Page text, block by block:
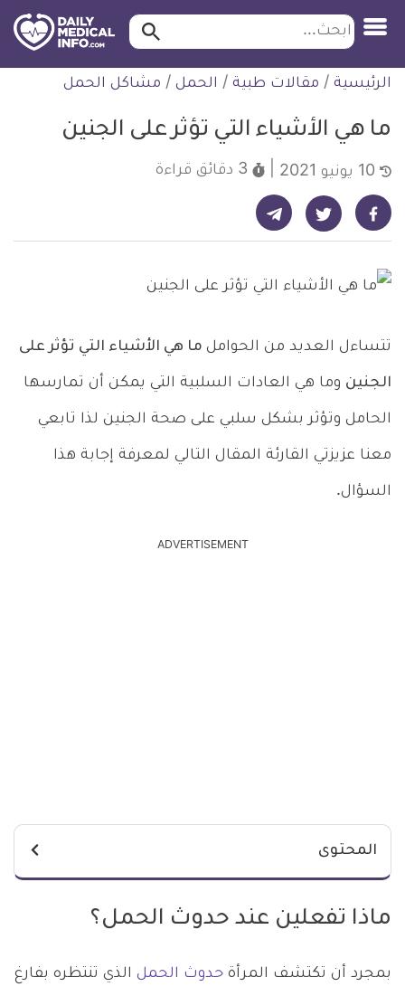
التخطي
للمحتوى
طبية
ابحث ابحث…
الرئيسية / مقالات طبية / الحمل / مشاكل الحمل
ما هي الأشياء التي تؤثر على الجنين
3 دقائق قراءة
شارك على فيسبوك - ديلي ميديكال انفو شارك على تويتر - ديلي ميديكال انفو شارك على تيليجرام - ديلي ميديكال انفو
تتساءل العديد من الحوامل ما هي الأشياء التي تؤثر على
الجنين وما هي العادات السلبية التي يمكن أن تمارسها
الحامل وتؤثر بشكل سلبي على صحة الجنين لذا تابعي
معنا عزيزتي القارئة المقال التالي لمعرفة إجابة هذا
السؤال.
ADVERTISEMENT
المحتوى
ماذا تفعلين عند حدوث الحمل؟
بمجرد أن تكتشف المرأة حدوث الحمل الذي تنتظره بفارغ